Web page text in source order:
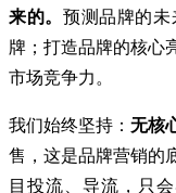
来的。 预测品牌的
牌；打造品牌的核心
市场竞争力。
我们始终坚持： 无核
售，这是品牌营销的
目投流、导流，只